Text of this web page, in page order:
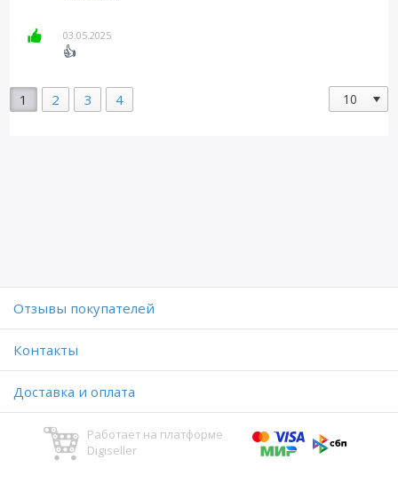
03.05.2025
👍
1 2 3 4
Отзывы покупателей
Контакты
Доставка и оплата
Работает на платформе
Digiseller